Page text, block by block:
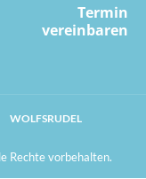
Termin
vereinbaren
WOLFSRUDEL
Rechte vorbehalten.